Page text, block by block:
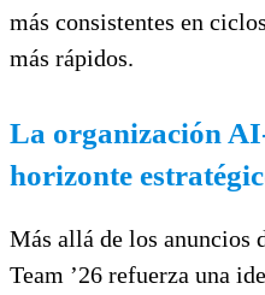
más consistentes en
más rápidos.
La organización
horizonte
Más allá de los anuncios
Team ’26 refuerza una